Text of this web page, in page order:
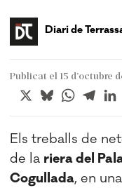
Diari de
Publicat el 15 d’octubre
X Bluesky
Els treballs de
de la riera del
Cogullada, en